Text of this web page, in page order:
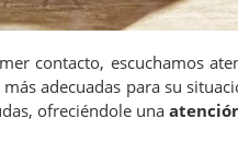
contacto, escuchamos
más adecuadas para su
ofreciéndole una